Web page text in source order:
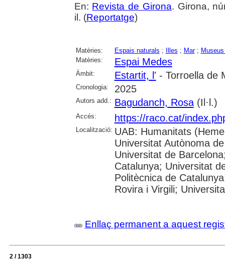
En: Revista de Girona. Girona,
il. (Reportatge)
Matèries: Espais naturals ; Illes ; Mar;
Matèries:
Espai Medes
Àmbit: Estartit, l' - Torroella de
Cronologia: 2025
Autors add.: Bagudanch, Rosa(Il·l.)
Accés: https://raco.cat/
Localització: UAB: Humanitats
Universitat Autònoma
Universitat de
Catalunya; Universitat
Politècnica de
Rovira i Virgili;
Enllaç permanent a aquest
2 / 1303